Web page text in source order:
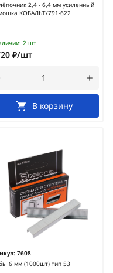
2,4 - 6,4 мм усиленный
КОБАЛЬТ/791-622
2 шт
₽/шт
В корзину
7608
6 мм (1000шт) тип 53